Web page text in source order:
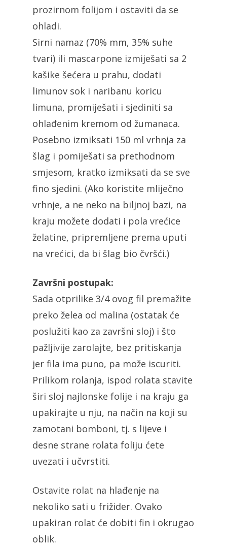
prozirnom folijom i ostaviti da se
ohladi.
Sirni namaz (70% mm, 35% suhe
tvari) ili mascarpone izmiješati sa 2
kašike šećera u prahu, dodati
limunov sok i naribanu koricu
limuna, promiješati i sjediniti sa
ohlađenim kremom od žumanaca.
Posebno izmiksati 150 ml vrhnja za
šlag i pomiješati sa prethodnom
smjesom, kratko izmiksati da se sve
fino sjedini. (Ako koristite mliječno
vrhnje, a ne neko na biljnoj bazi, na
kraju možete dodati i pola vrećice
želatine, pripremljene prema uputi
na vrećici, da bi šlag bio čvršći.)
Završni postupak:
Sada otprilike 3/4 ovog fil premažite
preko želea od malina (ostatak će
poslužiti kao za završni sloj) i što
pažljivije zarolajte, bez pritiskanja
jer fila ima puno, pa može iscuriti.
Prilikom rolanja, ispod rolata stavite
širi sloj najlonske folije i na kraju ga
upakirajte u nju, na način na koji su
zamotani bomboni, tj. s lijeve i
desne strane rolata foliju ćete
uvezati i učvrstiti.
Ostavite rolat na hlađenje na
nekoliko sati u frižider. Ovako
upakiran rolat će dobiti fin i okrugao
oblik.